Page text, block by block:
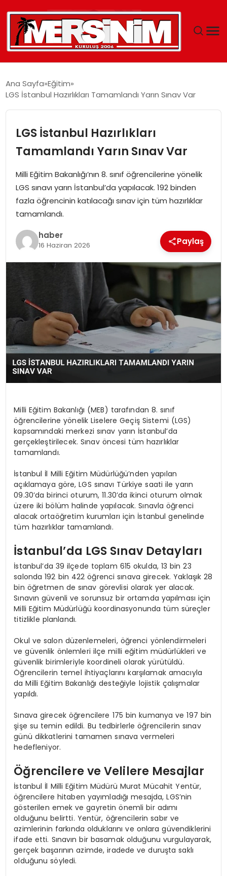
GÜNCEL
SAĞLIK
EĞITIM
SPOR
EKONOMI
OTOMOBIL
Ana Sayfa Eğitim
LGS İstanbul Hazırlıkları Tamamlandı Yarın Sınav Var
LGS İstanbul Hazırlıkları
Tamamlandı Yarın Sınav Var
Milli Eğitim Bakanlığı’nın 8. sınıf öğrencilerine yönelik
LGS sınavı yarın İstanbul’da yapılacak. 192 binden
fazla öğrencinin katılacağı sınav için tüm hazırlıklar
tamamlandı.
haber
16 Haziran 2026 Paylaş
Milli Eğitim Bakanlığı (MEB) tarafından 8. sınıf
öğrencilerine yönelik Liselere Geçiş Sistemi (LGS)
kapsamındaki merkezi sınav yarın İstanbul’da
gerçekleştirilecek. Sınav öncesi tüm hazırlıklar
tamamlandı.
İstanbul İl Milli Eğitim Müdürlüğü’nden yapılan
açıklamaya göre, LGS sınavı Türkiye saati ile yarın
09.30’da birinci oturum, 11.30’da ikinci oturum olmak
üzere iki bölüm halinde yapılacak. Sınavla öğrenci
alacak ortaöğretim kurumları için İstanbul genelinde
tüm hazırlıklar tamamlandı.
İstanbul’da LGS Sınav Detayları
İstanbul’da 39 ilçede toplam 615 okulda, 13 bin 23
salonda 192 bin 422 öğrenci sınava girecek. Yaklaşık 28
bin öğretmen de sınav görevlisi olarak yer alacak.
Sınavın güvenli ve sorunsuz bir ortamda yapılması için
Milli Eğitim Müdürlüğü koordinasyonunda tüm süreçler
titizlikle planlandı.
Okul ve salon düzenlemeleri, öğrenci yönlendirmeleri
ve güvenlik önlemleri ilçe milli eğitim müdürlükleri ve
güvenlik birimleriyle koordineli olarak yürütüldü.
Öğrencilerin temel ihtiyaçlarını karşılamak amacıyla
da Milli Eğitim Bakanlığı desteğiyle lojistik çalışmalar
yapıldı.
Sınava girecek öğrencilere 175 bin kumanya ve 197 bin
şişe su temin edildi. Bu tedbirlerle öğrencilerin sınav
günü dikkatlerini tamamen sınava vermeleri
hedefleniyor.
Öğrencilere ve Velilere Mesajlar
İstanbul İl Milli Eğitim Müdürü Murat Mücahit Yentür,
öğrencilere hitaben yayımladığı mesajda, LGS’nin
gösterilen emek ve gayretin önemli bir adımı
olduğunu belirtti. Yentür, öğrencilerin sabır ve
azimlerinin farkında olduklarını ve onlara güvendiklerini
ifade etti. Sınavın bir basamak olduğunu vurgulayarak,
gerçek başarının azimde, iradede ve duruşta saklı
olduğunu söyledi.